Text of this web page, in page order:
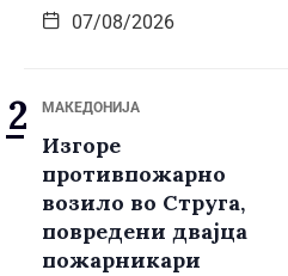
07/08/2026
МАКЕДОНИЈА
Изгоре
противпожарно
возило во Струга,
повредени двајца
пожарникари